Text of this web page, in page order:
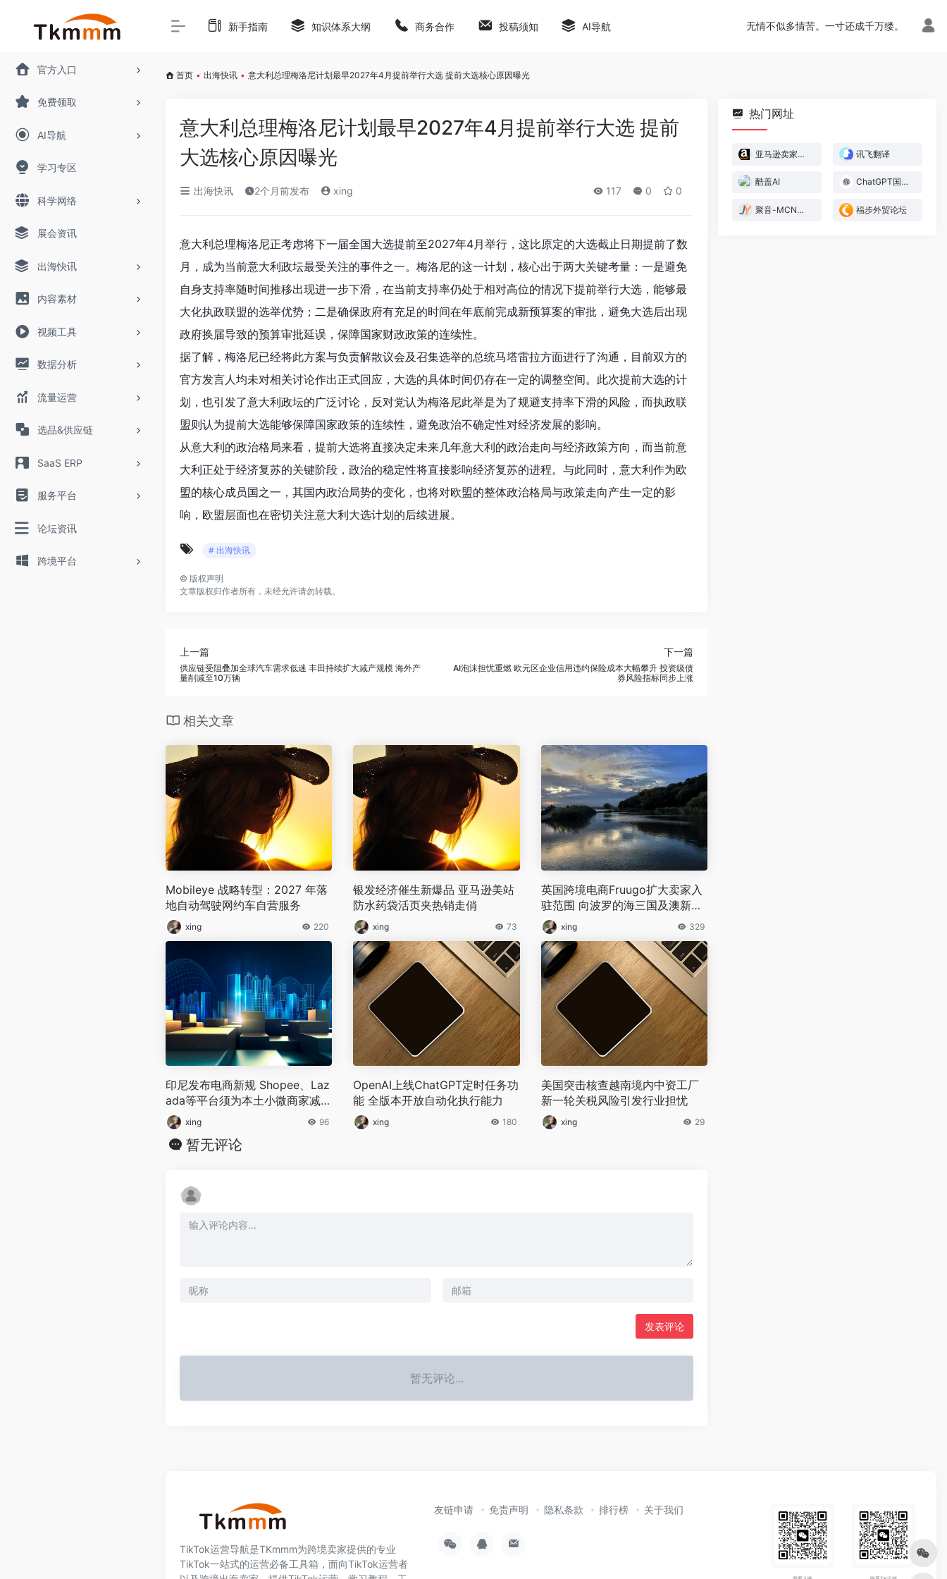
官方入口
免费领取
AI导航
学习专区
科学网络
展会资讯
出海快讯
内容素材
视频工具
数据分析
流量运营
选品&供应链
SaaS ERP
服务平台
论坛资讯
跨境平台
新手指南 知识体系大纲 商务合作 投稿须知 AI导航 无情不似多情苦。一寸还成千万缕。
首页 • 出海快讯 • 意大利总理梅洛尼计划最早2027年4月提前举行大选 提前大选核心原因曝光
意大利总理梅洛尼计划最早2027年4月提前举行大选 提前
大选核心原因曝光
出海快讯 2个月前发布 xing 117 0 0
意大利总理梅洛尼正考虑将下一届全国大选提前至2027年4月举行，这比原定的大选截止日期提前了数
月，成为当前意大利政坛最受关注的事件之一。梅洛尼的这一计划，核心出于两大关键考量：一是避免
自身支持率随时间推移出现进一步下滑，在当前支持率仍处于相对高位的情况下提前举行大选，能够最
大化执政联盟的选举优势；二是确保政府有充足的时间在年底前完成新预算案的审批，避免大选后出现
政府换届导致的预算审批延误，保障国家财政政策的连续性。
据了解，梅洛尼已经将此方案与负责解散议会及召集选举的总统马塔雷拉方面进行了沟通，目前双方的
官方发言人均未对相关讨论作出正式回应，大选的具体时间仍存在一定的调整空间。此次提前大选的计
划，也引发了意大利政坛的广泛讨论，反对党认为梅洛尼此举是为了规避支持率下滑的风险，而执政联
盟则认为提前大选能够保障国家政策的连续性，避免政治不确定性对经济发展的影响。
从意大利的政治格局来看，提前大选将直接决定未来几年意大利的政治走向与经济政策方向，而当前意
大利正处于经济复苏的关键阶段，政治的稳定性将直接影响经济复苏的进程。与此同时，意大利作为欧
盟的核心成员国之一，其国内政治局势的变化，也将对欧盟的整体政治格局与政策走向产生一定的影
响，欧盟层面也在密切关注意大利大选计划的后续进展。
# 出海快讯
© 版权声明
文章版权归作者所有，未经允许请勿转载。
上一篇
供应链受阻叠加全球汽车需求低迷 丰田持续扩大减产规模 海外产
量削减至10万辆
下一篇
AI泡沫担忧重燃 欧元区企业信用违约保险成本大幅攀升 投资级债
券风险指标同步上涨
相关文章
Mobileye 战略转型：2027 年落
地自动驾驶网约车自营服务
xing 220
银发经济催生新爆品 亚马逊美站
防水药袋活页夹热销走俏
xing 73
英国跨境电商Fruugo扩大卖家入
驻范围 向波罗的海三国及澳新地
区开放xing 329
印尼发布电商新规 Shopee、Laz
ada等平台须为本土小微商家减半
服务费xing 96
OpenAI上线ChatGPT定时任务功
能 全版本开放自动化执行能力
xing 180
美国突击核查越南境内中资工厂
新一轮关税风险引发行业担忧
xing 29
暂无评论
发表评论
暂无评论...
热门网址
亚马逊卖家官方论坛 讯飞翻译
酷盖AI ChatGPT国内版
聚音-MCN管理系统 福步外贸论坛
TikTok运营导航是TKmmm为跨境卖家提供的专业
TikTok一站式的运营必备工具箱，面向TikTok运营者
友链申请 免责声明 隐私条款 排行榜 关于我们